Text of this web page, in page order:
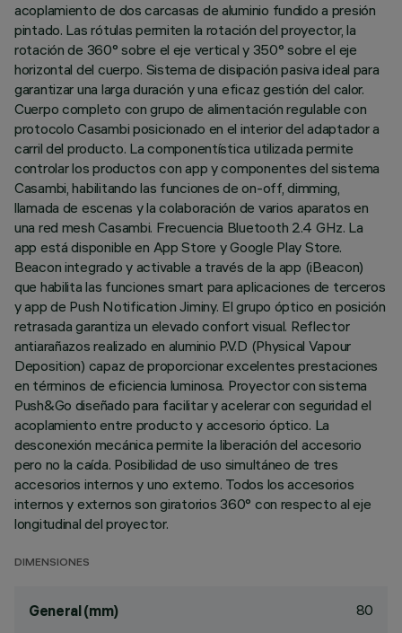
acoplamiento de dos carcasas de aluminio fundido a presión
pintado. Las rótulas permiten la rotación del proyector, la
rotación de 360° sobre el eje vertical y 350° sobre el eje
horizontal del cuerpo. Sistema de disipación pasiva ideal para
garantizar una larga duración y una eficaz gestión del calor.
Cuerpo completo con grupo de alimentación regulable con
protocolo Casambi posicionado en el interior del adaptador a
carril del producto. La componentística utilizada permite
controlar los productos con app y componentes del sistema
Casambi, habilitando las funciones de on-off, dimming,
llamada de escenas y la colaboración de varios aparatos en
una red mesh Casambi. Frecuencia Bluetooth 2.4 GHz. La
app está disponible en App Store y Google Play Store.
Beacon integrado y activable a través de la app (iBeacon)
que habilita las funciones smart para aplicaciones de terceros
y app de Push Notification Jiminy. El grupo óptico en posición
retrasada garantiza un elevado confort visual. Reflector
antiarañazos realizado en aluminio P.V.D (Physical Vapour
Deposition) capaz de proporcionar excelentes prestaciones
en términos de eficiencia luminosa. Proyector con sistema
Push&Go diseñado para facilitar y acelerar con seguridad el
acoplamiento entre producto y accesorio óptico. La
desconexión mecánica permite la liberación del accesorio
pero no la caída. Posibilidad de uso simultáneo de tres
accesorios internos y uno externo. Todos los accesorios
internos y externos son giratorios 360° con respecto al eje
longitudinal del proyector.
DIMENSIONES
General (mm) 80